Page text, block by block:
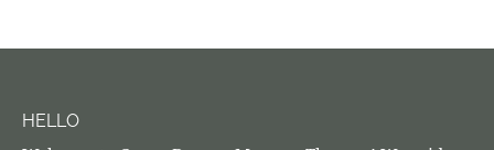
HELLO